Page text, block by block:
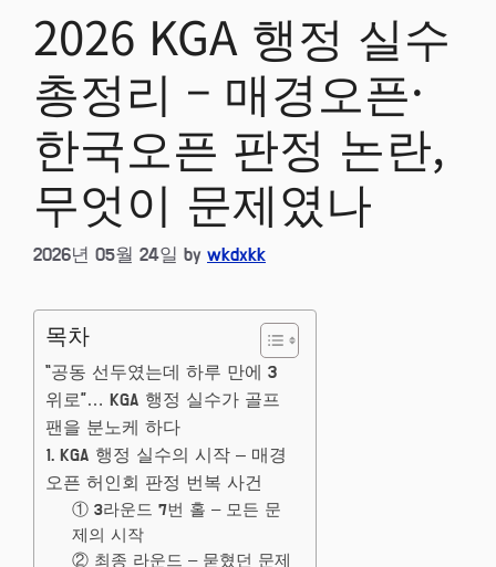
2026 KGA 행정 실수
총정리 – 매경오픈·
한국오픈 판정 논란,
무엇이 문제였나
2026년 05월 24일 by wkdxkk
목차
“공동 선두였는데 하루 만에 3
위로”… KGA 행정 실수가 골프
팬을 분노케 하다
1. KGA 행정 실수의 시작 – 매경
오픈 허인회 판정 번복 사건
① 3라운드 7번 홀 – 모든 문
제의 시작
② 최종 라운드 – 묻혔던 문제